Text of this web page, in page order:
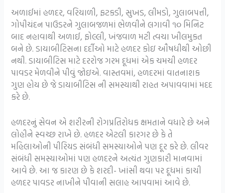
અળાઈમાં હળદર, વરિયાળી, ફટકડી, સુખડ, લીમડો, ગુલાબપત્તી,
ગોપીચંદન પાઉડરને ગુલાબજળમાં ભેળવીને લગાવી ૧૦ મિનિટ
બાદ નહાવાથી અળાઈ, ફોલ્લી, ખંજવાળ મટી ત્વચા ખીલમુકત
બને છે. ડાયાબીટિસના દર્દીઓ માટે હળદર કોઇ ઔષધીથી ઓછી
નથી. ડાયાબીટિસ માટે દરરોજ ગરમ દૂધમાં એક ચમચી હળદર
પાવડર મેળવીને પીવું જોઇએ. વાસ્તવમાં, હળદરમાં વાતનાશક
ગુણ હોય છે જે ડાયાબીટિસ ની સમસ્યાથી રાહત અપાવવામાં મદદ
કરે છે.
હળદરનું સેવન એ શરીરની રોગપ્રતિરોધક ક્ષમતાને વધારે છે અને
લોહીને સ્વચ્છ રાખે છે. હળદર એટલી કારગર છે કે તે
મહિલાઓની પીરિયડ સંબંધી સમસ્યાઓને પણ દૂર કરે છે. લીવર
સંબંધી સમસ્યાઓમાં પણ હળદરને અત્યંત ગુણકારી માનવામાં
આવે છે. આ જ કારણ છે કે શરદી- ખાંસી થવા પર દૂધમાં કાચી
હળદર પાવડર નાખીને પીવાની સલાહ આપવામાં આવે છે.